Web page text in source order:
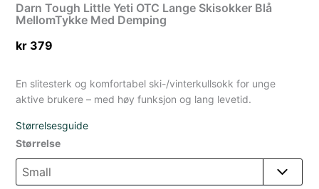
Darn Tough Little Yeti OTC Lange Skisokker Blå
MellomTykke Med Demping
kr 379
En slitesterk og komfortabel ski-/vinterkullsokk for unge
aktive brukere – med høy funksjon og lang levetid.
Størrelsesguide
Størrelse